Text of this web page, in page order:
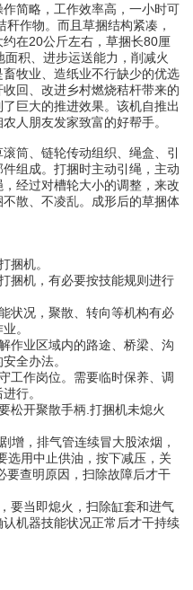
简略，工作效率高，一小时可
作物。而且草捆结构紧凑，
在20公斤左右，草捆长80厘
积、进步运送能力，削减火
牧业、造纸业不行缺少的优选
回、改进乡村燃烧秸杆带来的
巨大的推进效果。该机自推出
人朋友发家致富的好帮手。
、链轮传动组织、绳盒、引
组成。打捆时主动引绳，主动
经过对槽轮大小的调整，来改
散、不凌乱。成形后的草捆体
机。
机，有必要按技能规则进行
况，聚散、转向等机构有必
。
业区域内的路途、桥梁、沟
全办法。
作岗位。需要临时保养、调
行。
开聚散手柄.打捆机未熄火
，排气管连续冒大股浓烟，
选用中止供油，按下减压，关
要查明原因，扫除故障后才干
当即熄火，扫除缸套和进气
机器技能状况正常后才干持续